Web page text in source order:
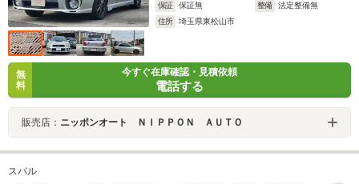
保証
保証無 整備
法定整備無
住所
埼玉県東松山市
無
料
今すぐ在庫確認・見積依頼
電話する
販売店： ニッポンオート ＮＩＰＰＯＮ ＡＵＴＯ
スバル